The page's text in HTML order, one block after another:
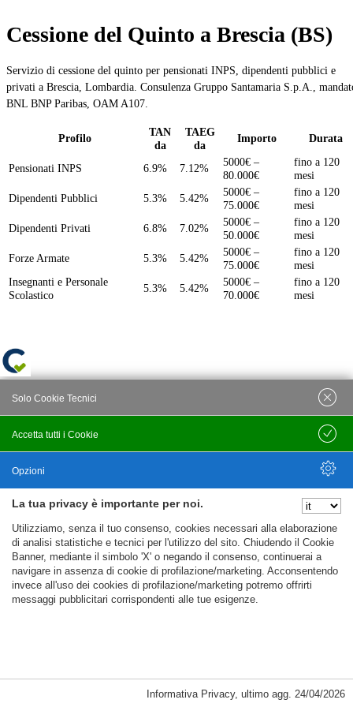
Cessione del Quinto a Brescia (BS)
Servizio di cessione del quinto per pensionati INPS, dipendenti pubblici e
privati a Brescia, Lombardia. Consulenza Gruppo Santamaria S.p.A.,
BNL BNP Paribas, OAM A107.
Profilo
TAN
da
TAEG
da
Importo Durata
Pensionati INPS 6.9% 7.12%
5000€ –
80.000€
fino a 120
mesi
Dipendenti Pubblici
5.3% 5.42%
5000€ –
75.000€
fino a 120
mesi
Dipendenti Privati
6.8% 7.02%
5000€ –
50.000€
fino a 120
mesi
Forze Armate
5.3% 5.42%
5000€ –
75.000€
fino a 120
mesi
Insegnanti e Personale
Scolastico
5.3% 5.42%
5000€ –
70.000€
fino a 120
mesi
La tua privacy è importante per noi.
Utilizziamo, senza il tuo consenso, cookies necessari alla elaborazione
di analisi statistiche e tecnici per l'utilizzo del sito. Chiudendo il Cookie
Banner, mediante il simbolo 'X' o negando il consenso, continuerai a
navigare in assenza di cookie di profilazione/marketing. Acconsentendo
invece all'uso dei cookies di profilazione/marketing potremo offrirti
messaggi pubblicitari corrispondenti alle tue esigenze.
Cookie Necessari, Tecnici di Sessione
Accetta tutti i Cookie
Solo Cookie Tecnici
Salva
Opzioni
Nascondi Opzioni
Informativa Privacy, ultimo agg. 24/04/2026